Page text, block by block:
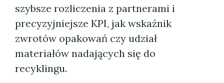
szybsze rozliczenia z partnerami i
precyzyjniejsze KPI, jak wskaźnik
zwrotów opakowań czy udział
materiałów nadających się do
recyklingu.